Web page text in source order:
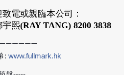
電或親臨本公司：
宇熙(RAY TANG) 8200 3838
: www.fullmark.hk